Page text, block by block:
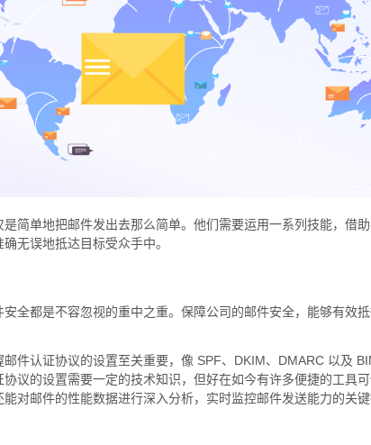
简单地把邮件发出去那么简单。他们需要运用一系列技能，借
无误地抵达目标受众手中。
全都是不容忽视的重中之重。保障公司的邮件安全，能够有效
件认证协议的设置至关重要，像 SPF、DKIM、DMARC 以及
议的设置需要一定的技术知识，但好在如今有许多便捷的工具
对邮件的性能数据进行深入分析，实时监控邮件发送能力的关